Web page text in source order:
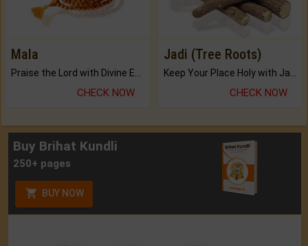
Mala
CHECK NOW
Jadi (Tree Roots)
CHECK NOW
Buy Brihat Kundli
250+ pages
BUY NOW